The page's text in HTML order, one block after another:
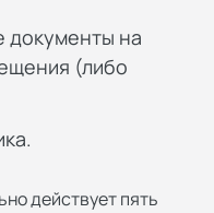
документы на
(либо
действует пять